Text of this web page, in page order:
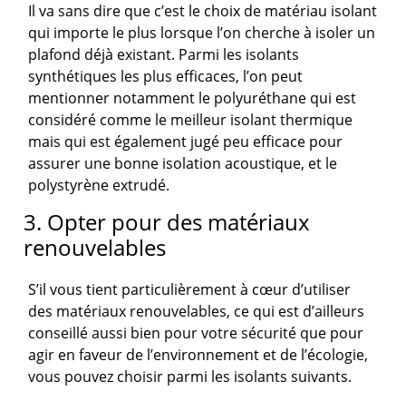
Il va sans dire que c’est le choix de matériau isolant
qui importe le plus lorsque l’on cherche à isoler un
plafond déjà existant. Parmi les isolants
synthétiques les plus efficaces, l’on peut
mentionner notamment le polyuréthane qui est
considéré comme le meilleur isolant thermique
mais qui est également jugé peu efficace pour
assurer une bonne isolation acoustique, et le
polystyrène extrudé.
3. Opter pour des matériaux
renouvelables
S’il vous tient particulièrement à cœur d’utiliser
des matériaux renouvelables, ce qui est d’ailleurs
conseillé aussi bien pour votre sécurité que pour
agir en faveur de l’environnement et de l’écologie,
vous pouvez choisir parmi les isolants suivants.